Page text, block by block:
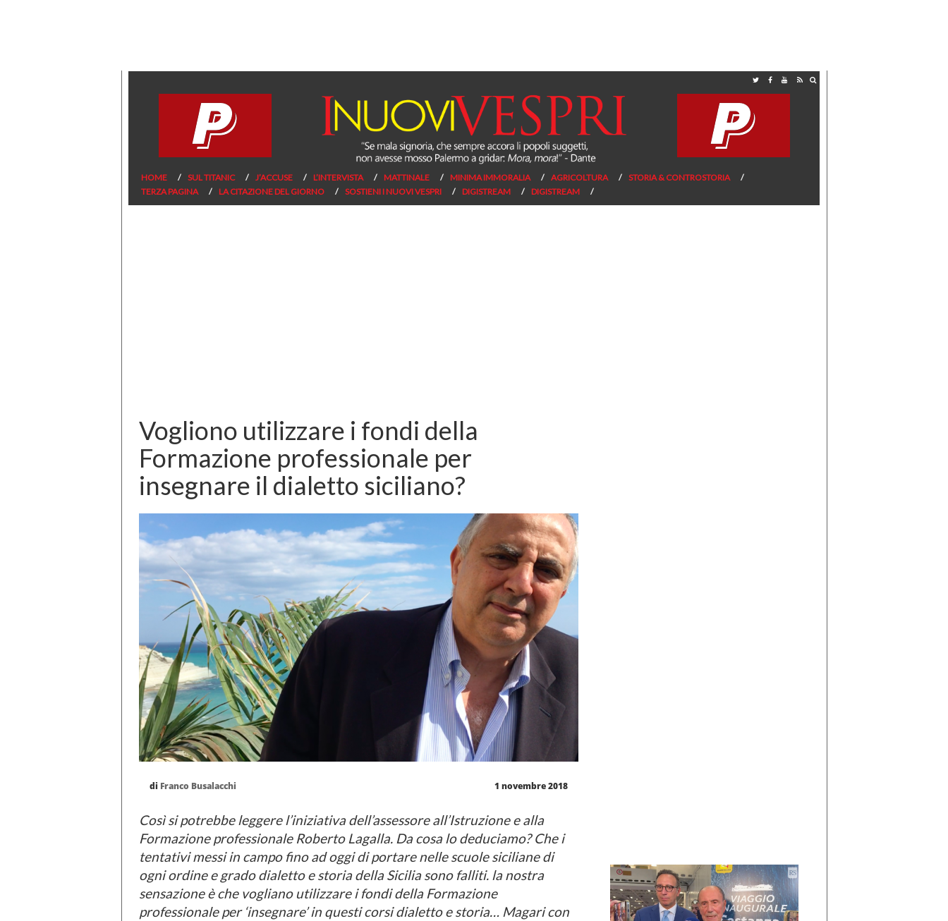
HOME SUL TITANIC J’ACCUSE L’INTERVISTA MATTINALE MINIMA IMMORALIA AGRICOLTURA
STORIA & CONTROSTORIA
TERZA PAGINA
LA CITAZIONE DEL GIORNO SOSTIENI I NUOVI VESPRI DIGISTREAM DIGISTREAM
Vogliono utilizzare i fondi della
Formazione professionale per
insegnare il dialetto siciliano?
di Franco Busalacchi 1 novembre 2018
Così si potrebbe leggere l’iniziativa dell’assessore all’Istruzione e alla
Formazione professionale Roberto Lagalla. Da cosa lo deduciamo? Che i
tentativi messi in campo fino ad oggi di portare nelle scuole siciliane di
ogni ordine e grado dialetto e storia della Sicilia sono falliti. la nostra
sensazione è che vogliano utilizzare i fondi della Formazione
professionale per ‘insegnare’ in questi corsi dialetto e storia… Magari con